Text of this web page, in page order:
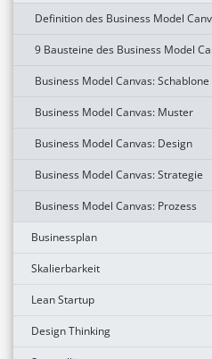
Definition des Business Model
9 Bausteine des Business Model
Business Model Canvas: Schablone
Business Model Canvas: Muster
Business Model Canvas: Design
Business Model Canvas: Strategie
Business Model Canvas: Prozess
Businessplan
Skalierbarkeit
Lean Startup
Design Thinking